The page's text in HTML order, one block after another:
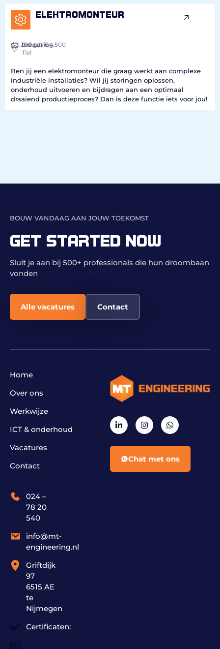
Elektromonteur
Industrie
Omgeving
Tiel
€3.200 tot €4.500
Ben jij een elektromonteur die graag werkt aan complexe
industriële installaties? Wil jij storingen oplossen,
onderhoud uitvoeren en bijdragen aan een optimaal
draaiend productieproces? Dan is deze functie iets voor jou!
BOUW VANDAAG AAN JOUW TOEKOMST
GET STARTED NOW
Sluit je aan bij 500+ professionals die hun droombaan
vonden
Alle vacatures Contact
Chat met ons
Home
Over ons
Werkwijze
ICT & onderhoud
Vacatures
Contact
024 –
78 20
540
info@mt-
engineering.nl
Griftdijk
97
6515 AE
te
Nijmegen
Certificaten: